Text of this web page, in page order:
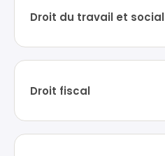
Droit du travail et social
Droit fiscal